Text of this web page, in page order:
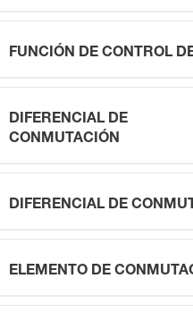
FUNCIÓN DE CONTROL
DIFERENCIAL DE
CONMUTACIÓN
DIFERENCIAL DE
ELEMENTO DE